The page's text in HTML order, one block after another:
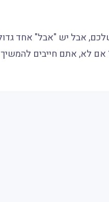
אבל יש "אבל" אחד
לא, אתם חייבים להמשיך